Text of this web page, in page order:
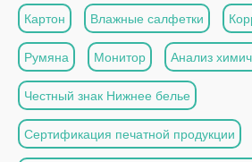
Картон Влажные салфетки
Румяна Монитор Анализ
Честный знак Нижнее белье
Сертификация печатной продукции